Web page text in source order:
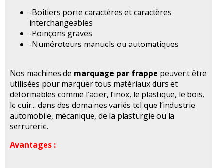
-Boitiers porte caractères et caractères
interchangeables
-Poinçons gravés
-Numéroteurs manuels ou automatiques
Nos machines de marquage par frappe peuvent être
utilisées pour marquer tous matériaux durs et
déformables comme l’acier, l’inox, le plastique, le bois,
le cuir... dans des domaines variés tel que l’industrie
automobile, mécanique, de la plasturgie ou la
serrurerie.
Avantages :